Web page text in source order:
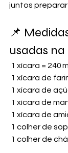
juntos preparar
📌
usadas
1 xícara = 240 ml
1 xícara de
1 xícara de
1 xícara de
1 xícara de
1 colher de
1 colher de chá